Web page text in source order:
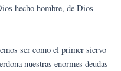
hecho hombre, de Dios
ser como el primer siervo
nuestras enormes deudas